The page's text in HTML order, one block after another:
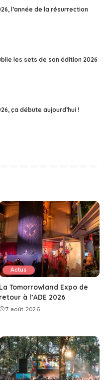
l’année de la résurrection
les sets de son édition 2026
ça débute aujourd’hui !
Actus
La Tomorrowland Expo de
retour à l’ADE 2026
7 août 2026